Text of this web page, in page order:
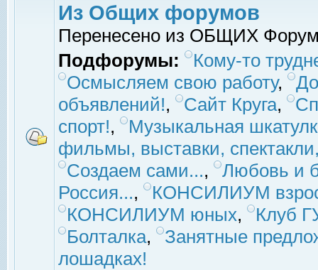
Из Общих форумов
Перенесено из ОБЩИХ
Подфорумы:
Кому-то
Осмысляем свою работу,
объявлений!, Сайт Круга,
спорт!,
Музыкальная
фильмы, выставки,
Создаем сами...,
Любовь и
Россия...,
КОНСИЛИУМ
КОНСИЛИУМ юных,
Клуб
Болталка,
Занятные
лошадках!